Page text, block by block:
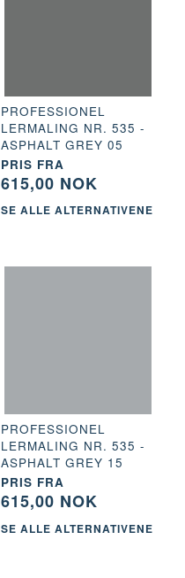
PROFESSIONEL
LERMALING NR. 535 -
ASPHALT GREY 05
PRIS FRA
615,00 NOK
SE ALLE ALTERNATIVENE
PROFESSIONEL
LERMALING NR. 535 -
ASPHALT GREY 15
PRIS FRA
615,00 NOK
SE ALLE ALTERNATIVENE